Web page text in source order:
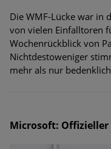
Die WMF-Lücke war in
von vielen Einfalltoren
Wochenrückblick von
Nichtdestoweniger
mehr als nur
Microsoft: Offizieller